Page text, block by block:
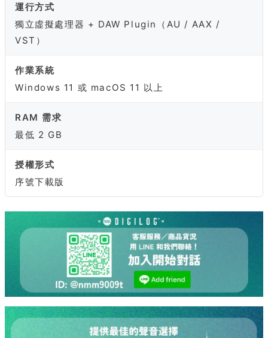
運行方式
獨立虛擬處理器 + DAW Plugin（AU / AAX /
VST）
作業系統
Windows 11 或 macOS 11 以上
RAM 需求
最低 2 GB
授權形式
序號下載版